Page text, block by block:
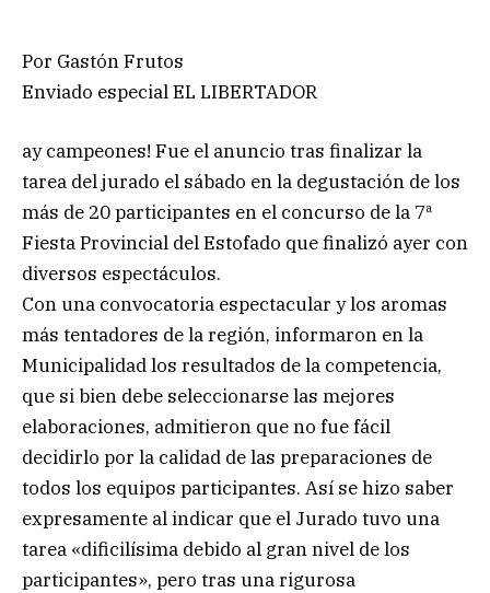
Por Gastón Frutos
Enviado especial EL LIBERTADOR
ay campeones! Fue el anuncio tras finalizar la
tarea del jurado el sábado en la degustación de los
más de 20 participantes en el concurso de la 7ª
Fiesta Provincial del Estofado que finalizó ayer con
diversos espectáculos.
Con una convocatoria espectacular y los aromas
más tentadores de la región, informaron en la
Municipalidad los resultados de la competencia,
que si bien debe seleccionarse las mejores
elaboraciones, admitieron que no fue fácil
decidirlo por la calidad de las preparaciones de
todos los equipos participantes. Así se hizo saber
expresamente al indicar que el Jurado tuvo una
tarea «dificilísima debido al gran nivel de los
participantes», pero tras una rigurosa